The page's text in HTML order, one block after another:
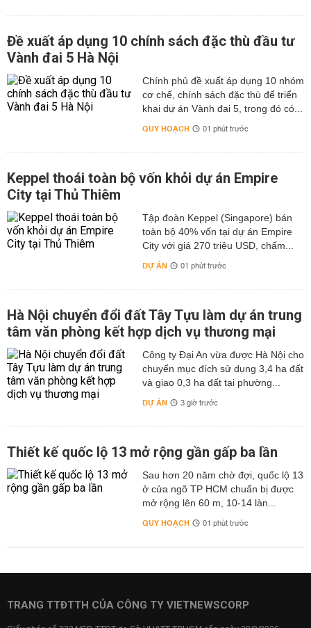
Đề xuất áp dụng 10 chính sách đặc thù đầu tư
Vành đai 5 Hà Nội
Chính phủ đề xuất áp dụng 10 nhóm
cơ chế, chính sách đặc thù để triển
khai dự án Vành đai 5, trong đó có...
QUY HOẠCH 01 phút trước
Keppel thoái toàn bộ vốn khỏi dự án Empire
City tại Thủ Thiêm
Tập đoàn Keppel (Singapore) bán
toàn bộ 40% vốn tại dự án Empire
City với giá 270 triệu USD, chấm...
DỰ ÁN 01 phút trước
Hà Nội chuyển đổi đất Tây Tựu làm dự án trung
tâm văn phòng kết hợp dịch vụ thương mại
Công ty Đại An vừa được Hà Nội cho
chuyển mục đích sử dụng 3,4 ha đất
và giao 0,3 ha đất tại phường...
DỰ ÁN 3 giờ trước
Thiết kế quốc lộ 13 mở rộng gần gấp ba lần
Sau hơn 20 năm chờ đợi, quốc lộ 13
ở cửa ngõ TP HCM chuẩn bị được
mở rộng lên 60 m, 10-14 làn...
QUY HOẠCH 01 phút trước
TRANG TTĐTTH CỦA CÔNG TY VIETNEWSCORP